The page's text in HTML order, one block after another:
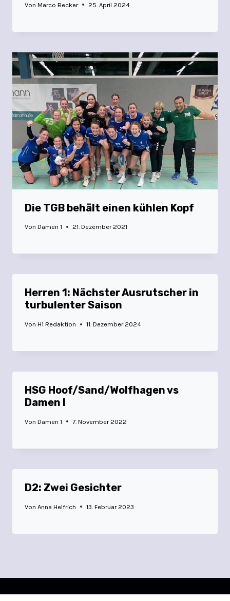
Von Marco Becker 25. April 2024
Die TGB behält einen kühlen Kopf
Von Damen 1 21. Dezember 2021
Herren 1: Nächster Ausrutscher in
turbulenter Saison
Von H1 Redaktion 11. Dezember 2024
HSG Hoof/Sand/Wolfhagen vs
Damen I
Von Damen 1 7. November 2022
D2: Zwei Gesichter
Von Anna Helfrich 13. Februar 2023